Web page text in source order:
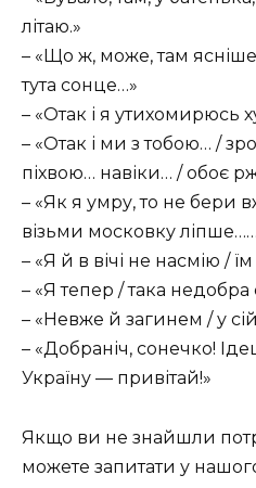
літаю.»
– «Що ж, може, там ясніше
тута сонце…»
– «Отак і я утихомирюсь
– «Отак і ми з тобою… /
піхвою… навіки… / обоє
– «Як я умру, то не бери
візьми московку
– «Я й в вічі не насмію /
– «Я тепер / така
– «Невже й загинем / у
– «Добраніч, сонечко!
Україну — привітай!»
Якщо ви не знайшли
можете запитати у